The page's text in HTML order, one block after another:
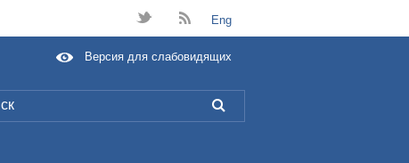
t B Eng
L
Версия для слабовидящих